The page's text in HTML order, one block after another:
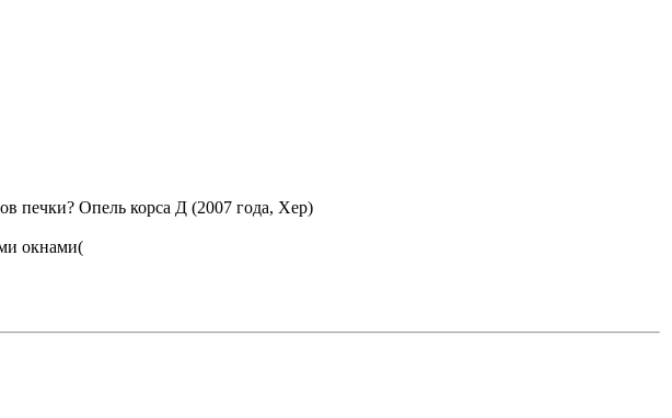
печки? Опель корса Д (2007 года, Хер)
окнами(